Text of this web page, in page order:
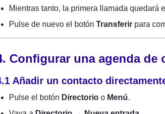
Mientras tanto, la primera llamada quedará
Pulse de nuevo el botón Transferir para
Configurar una agenda de
Añadir un contacto
Pulse el botón Directorio o Menú.